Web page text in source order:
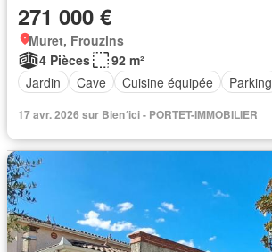
271 000 €
Muret, Frouzins
4 Pièces
92 m²
Jardin
Cave Cuisine équipée Parking
17 avr. 2026 sur Bien´ici - PORTET-IMMOBILIER